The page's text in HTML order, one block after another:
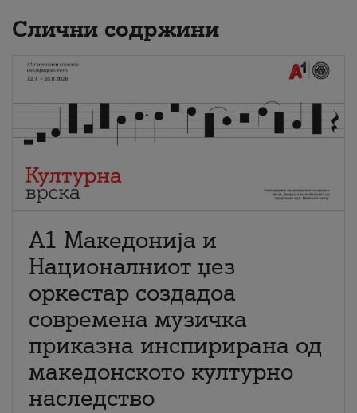
Слични содржини
А1 Македонија и
Националниот џез
оркестар создадоа
современа музичка
приказна инспирирана од
македонското културно
наследство